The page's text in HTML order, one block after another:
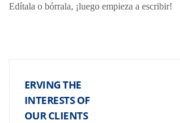
Edítala o bórrala, ¡luego empieza a escribir!
ERVING THE
INTERESTS OF
OUR CLIENTS